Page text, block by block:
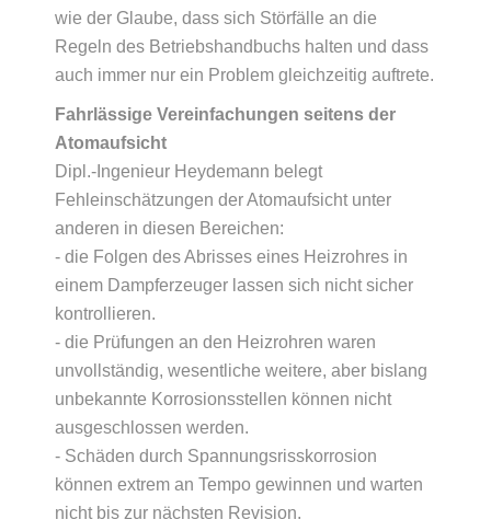
wie der Glaube, dass sich Störfälle an die
Regeln des Betriebshandbuchs halten und dass
auch immer nur ein Problem gleichzeitig auftrete.
Fahrlässige Vereinfachungen seitens der
Atomaufsicht
Dipl.-Ingenieur Heydemann belegt
Fehleinschätzungen der Atomaufsicht unter
anderen in diesen Bereichen:
- die Folgen des Abrisses eines Heizrohres in
einem Dampferzeuger lassen sich nicht sicher
kontrollieren.
- die Prüfungen an den Heizrohren waren
unvollständig, wesentliche weitere, aber bislang
unbekannte Korrosionsstellen können nicht
ausgeschlossen werden.
- Schäden durch Spannungsrisskorrosion
können extrem an Tempo gewinnen und warten
nicht bis zur nächsten Revision.